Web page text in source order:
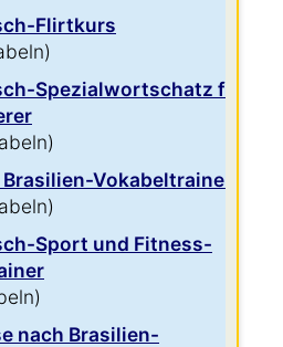
Flirtkurs
Spezialwortschatz für
Vokabeltrainer
Sport und Fitness-
nach Brasilien-